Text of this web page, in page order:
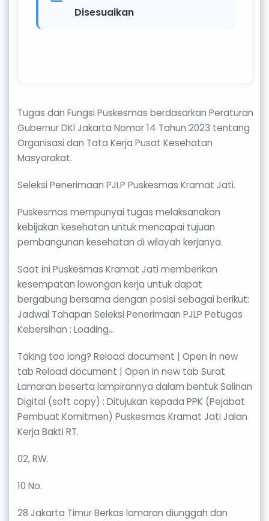
Disesuaikan
Tugas dan Fungsi Puskesmas berdasarkan Peraturan
Gubernur DKI Jakarta Nomor 14 Tahun 2023 tentang
Organisasi dan Tata Kerja Pusat Kesehatan
Masyarakat.
Seleksi Penerimaan PJLP Puskesmas Kramat Jati.
Puskesmas mempunyai tugas melaksanakan
kebijakan kesehatan untuk mencapai tujuan
pembangunan kesehatan di wilayah kerjanya.
Saat ini Puskesmas Kramat Jati memberikan
kesempatan lowongan kerja untuk dapat
bergabung bersama dengan posisi sebagai berikut:
Jadwal Tahapan Seleksi Penerimaan PJLP Petugas
Kebersihan : Loading…
Taking too long? Reload document | Open in new
tab Reload document | Open in new tab Surat
Lamaran beserta lampirannya dalam bentuk Salinan
Digital (soft copy) : Ditujukan kepada PPK (Pejabat
Pembuat Komitmen) Puskesmas Kramat Jati Jalan
Kerja Bakti RT.
02, RW.
10 No.
28 Jakarta Timur Berkas lamaran diunggah dan